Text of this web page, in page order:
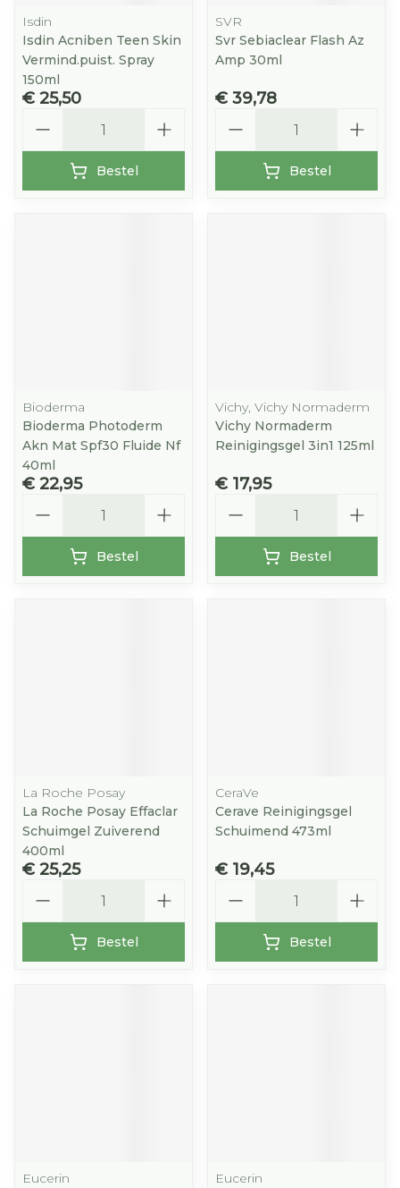
Isdin
Isdin Acniben Teen Skin
Vermind.puist. Spray
150ml
€ 25,50
Bestel
SVR
Svr Sebiaclear Flash Az
Amp 30ml
€ 39,78
Bestel
Bioderma
Bioderma Photoderm
Akn Mat Spf30 Fluide Nf
40ml
€ 22,95
Bestel
Vichy, Vichy Normaderm
Vichy Normaderm
Reinigingsgel 3in1 125ml
€ 17,95
Bestel
La Roche Posay
La Roche Posay Effaclar
Schuimgel Zuiverend
400ml
€ 25,25
Bestel
CeraVe
Cerave Reinigingsgel
Schuimend 473ml
€ 19,45
Bestel
Eucerin
Eucerin